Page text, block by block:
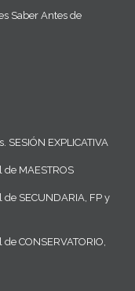
Saber Antes de
SESIÓN EXPLICATIVA
MAESTROS
SECUNDARIA, FP y
CONSERVATORIO,